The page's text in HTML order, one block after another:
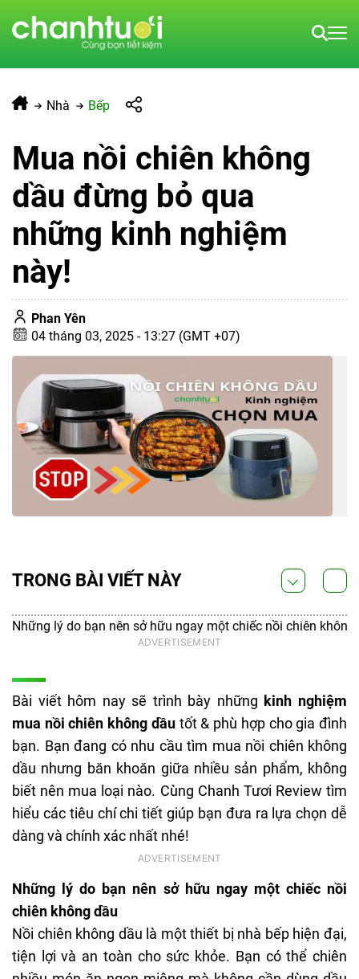
Nhà Bếp
Mua nồi chiên không
dầu đừng bỏ qua
những kinh nghiệm
này!
Phan Yên
04 tháng 03, 2025 - 13:27 (GMT +07)
Bài viết hôm nay sẽ trình bày những kinh nghiệm
mua nồi chiên không dầutốt & phù hợp cho gia đình
bạn. Bạn đang có nhu cầu tìm mua nồi chiên không
dầu nhưng băn khoăn giữa nhiều sản phẩm, không
biết nên mua loại nào. Cùng Chanh Tươi Review tìm
hiểu các tiêu chí chi tiết giúp bạn đưa ra lựa chọn dễ
dàng và chính xác nhất nhé!
Những lý do bạn nên sở hữu ngay một chiếc nồi
chiên không dầu
Nồi chiên không dầu là một thiết bị nhà bếp hiện đại,
tiện lợi và an toàn cho sức khỏe. Bạn có thể chiên
TRONG BÀI VIẾT NÀY
Những lý do bạn nên sở hữu ngay một chiếc nồi chiên không